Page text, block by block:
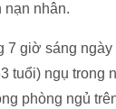
nạn nhân.
7 giờ sáng
ngụ trong
phòng ngủ